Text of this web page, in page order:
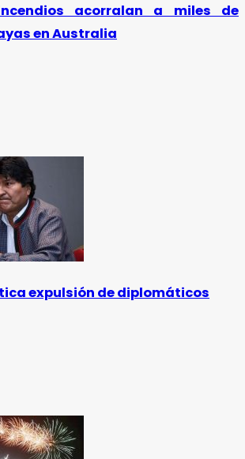
acorralan a miles de
en Australia
expulsión de diplomáticos